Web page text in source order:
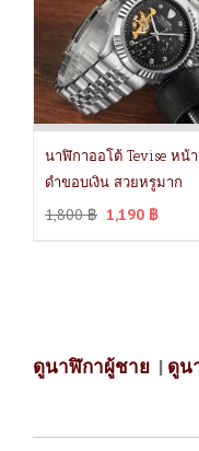
นาฬิกาออโต้ Tevise หน้
ดำขอบเงิน สวยหรูมาก
1,800฿ 1,190 ฿
ดูนาฬิกาผู้ชาย | ดูน